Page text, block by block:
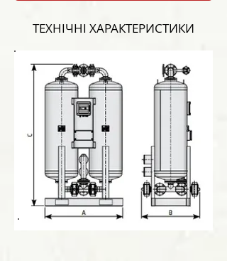
ТЕХНІЧНІ ХАРАКТЕРИСТИКИ